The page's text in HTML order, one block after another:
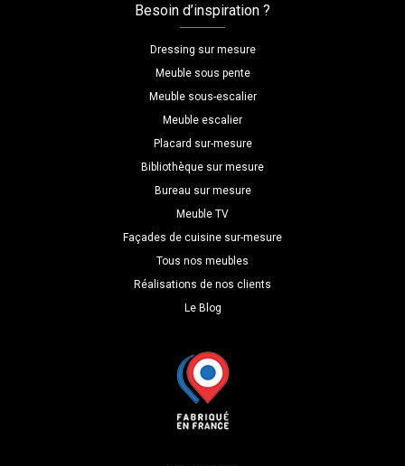
Besoin d’inspiration ?
Dressing sur mesure
Meuble sous pente
Meuble sous-escalier
Meuble escalier
Placard sur-mesure
Bibliothèque sur mesure
Bureau sur mesure
Meuble TV
Façades de cuisine sur-mesure
Tous nos meubles
Réalisations de nos clients
Le Blog